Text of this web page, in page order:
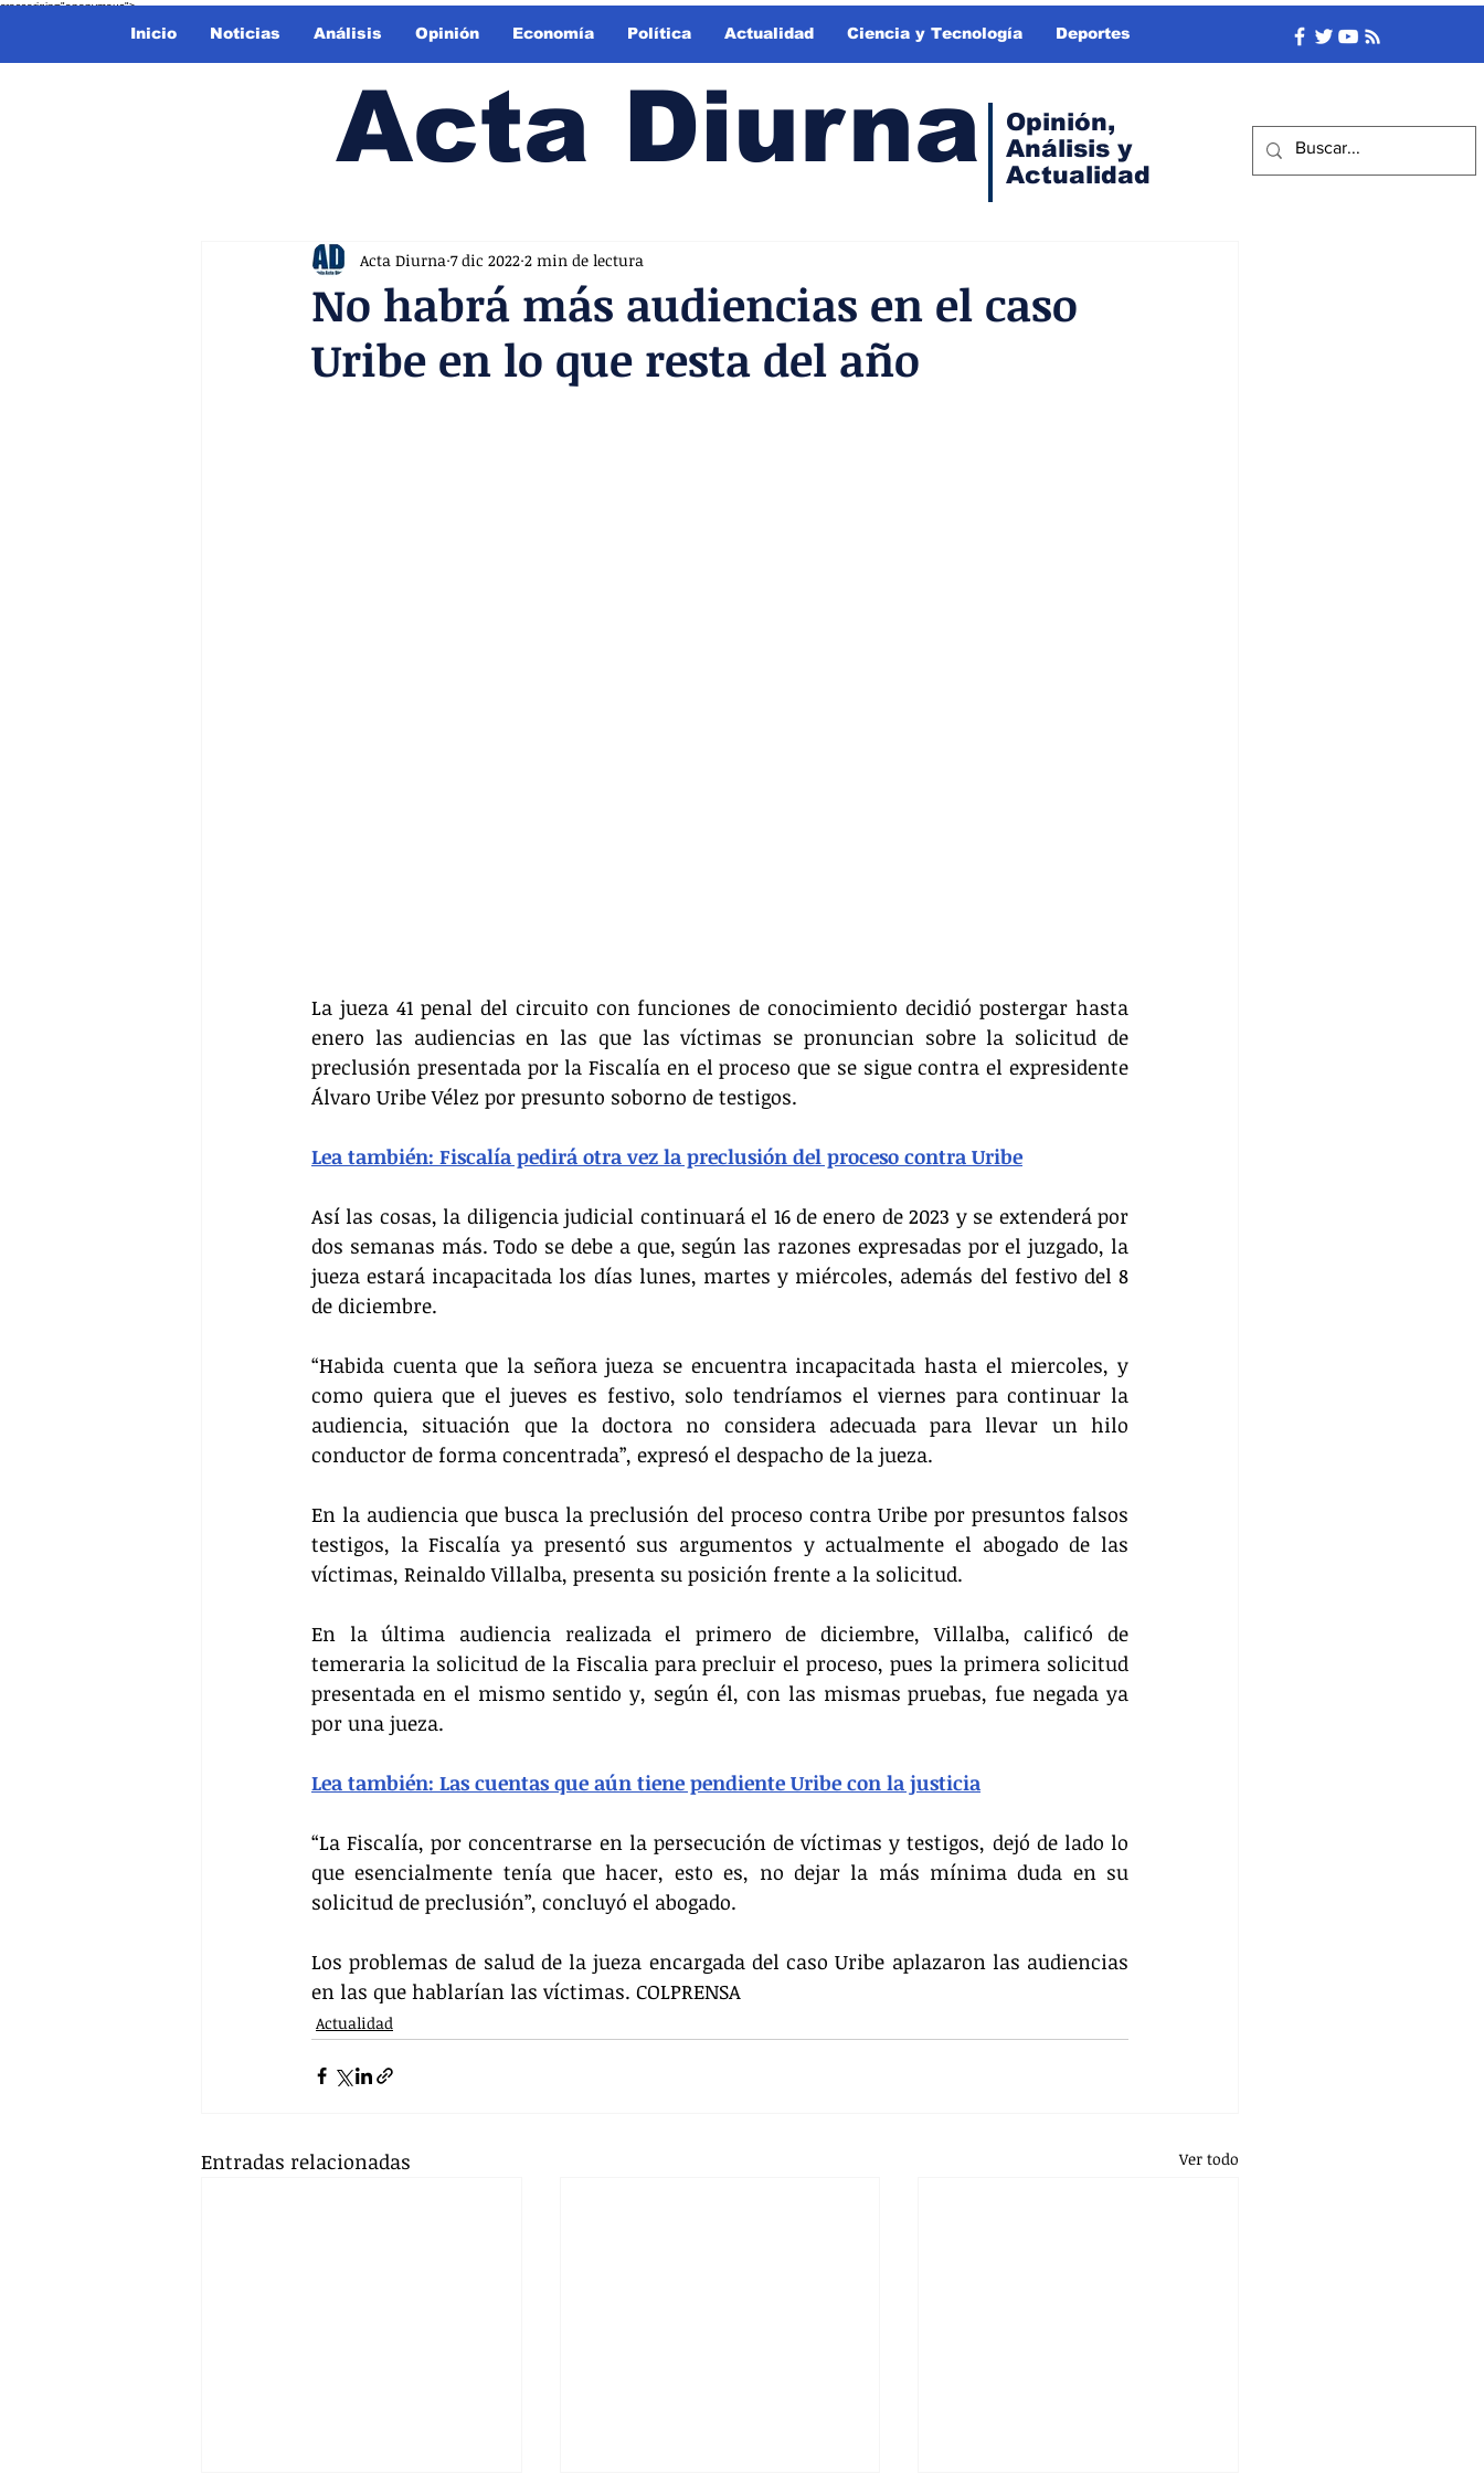
crossorigin="anonymous">
Inicio Noticias Análisis Opinión Economía Política Actualidad Ciencia y Tecnología Deportes
Acta Diurna
Opinión,
Análisis y
Actualidad
No habrá más audiencias en el caso
Uribe en lo que resta del año
Acta Diurna 7 dic 2022 2 min de lectura
La jueza 41 penal del circuito con funciones de conocimiento decidió postergar hasta
enero las audiencias en las que las víctimas se pronuncian sobre la solicitud de
preclusión presentada por la Fiscalía en el proceso que se sigue contra el expresidente
Álvaro Uribe Vélez por presunto soborno de testigos.
Lea también: Fiscalía pedirá otra vez la preclusión del proceso contra Uribe
Así las cosas, la diligencia judicial continuará el 16 de enero de 2023 y se extenderá por
dos semanas más. Todo se debe a que, según las razones expresadas por el juzgado, la
jueza estará incapacitada los días lunes, martes y miércoles, además del festivo del 8
de diciembre.
“Habida cuenta que la señora jueza se encuentra incapacitada hasta el miercoles, y
como quiera que el jueves es festivo, solo tendríamos el viernes para continuar la
audiencia, situación que la doctora no considera adecuada para llevar un hilo
conductor de forma concentrada”, expresó el despacho de la jueza.
En la audiencia que busca la preclusión del proceso contra Uribe por presuntos falsos
testigos, la Fiscalía ya presentó sus argumentos y actualmente el abogado de las
víctimas, Reinaldo Villalba, presenta su posición frente a la solicitud.
En la última audiencia realizada el primero de diciembre, Villalba, calificó de
temeraria la solicitud de la Fiscalia para precluir el proceso, pues la primera solicitud
presentada en el mismo sentido y, según él, con las mismas pruebas, fue negada ya
por una jueza.
Lea también: Las cuentas que aún tiene pendiente Uribe con la justicia
“La Fiscalía, por concentrarse en la persecución de víctimas y testigos, dejó de lado lo
que esencialmente tenía que hacer, esto es, no dejar la más mínima duda en su
solicitud de preclusión”, concluyó el abogado.
Los problemas de salud de la jueza encargada del caso Uribe aplazaron las audiencias
en las que hablarían las víctimas. COLPRENSA
Actualidad
Entradas relacionadas Ver todo